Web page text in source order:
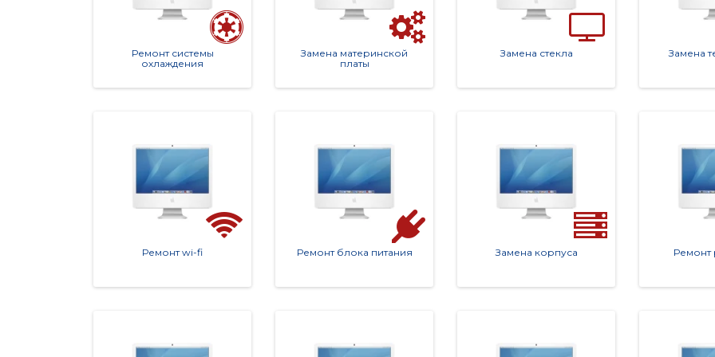
Не медлите!
Ремонт системы
охлаждения
Замена материнской
платы
Замена стекла Замена
Ремонт wi-fi Ремонт блока питания Замена корпуса Ремонт